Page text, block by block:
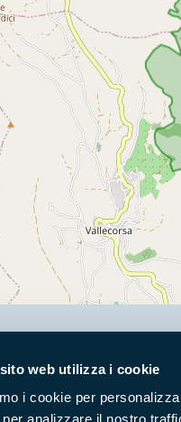
web utilizza i cookie
i cookie per